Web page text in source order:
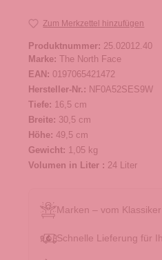
Zum Merkzettel hinzufügen
Produktnummer: 25.02012.40
Marke: The North Face
EAN: 0197065421472
Hersteller-Nr.: NF0A52SES9W
Tiefe: 16,5 cm
Breite: 30,5 cm
Höhe: 49,5 cm
Gewicht: 1,05 kg
Volumen in Liter : 24 Liter
Marken – vom
Schnelle Lieferung für